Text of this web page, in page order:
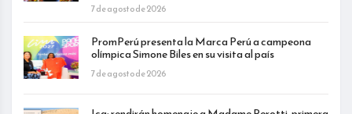
7 de agosto de 2026
PromPerú presenta la Marca Perú a campeona
olímpica Simone Biles en su visita al país
7 de agosto de 2026